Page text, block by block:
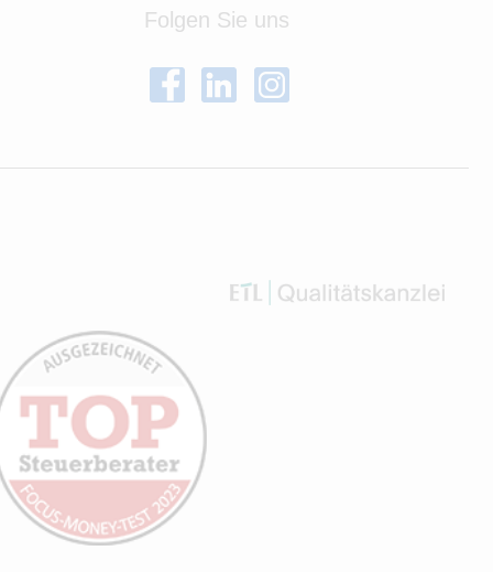
Folgen Sie uns